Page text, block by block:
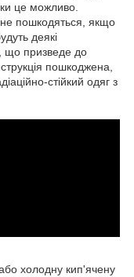
це можливо.
не пошкодяться, якщо
деякі
що призведе до
пошкоджена,
стійкий одяг з
холодну кип'ячену